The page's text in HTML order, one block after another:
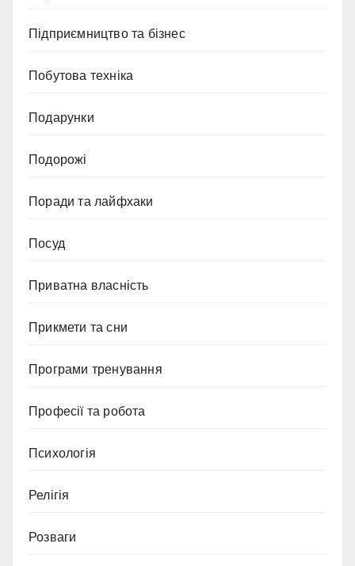
Підприємництво та бізнес
Побутова техніка
Подарунки
Подорожі
Поради та лайфхаки
Посуд
Приватна власність
Прикмети та сни
Програми тренування
Професії та робота
Психологія
Релігія
Розваги